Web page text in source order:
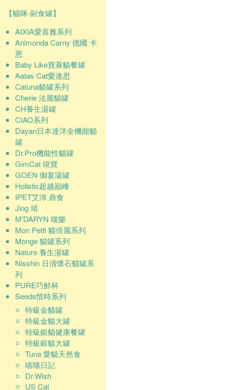
【貓咪-副食罐】
AIXIA愛喜雅系列
Animonda Carny 德國 卡
恩
Baby Like寶萊貓餐罐
Aatas Cat愛達思
Catuna貓罐系列
Cherie 法麗貓罐
CH養生湯罐
CIAO系列
Dayan日本達洋全機能貓
罐
Dr.Pro機能性貓罐
GimCat 竣寶
GOEN 御宴湯罐
Holistic超越巔峰
IPET艾沛 鼎食
Jing 靖
M'DARYN 喵樂
Mon Petit 貓倍麗系列
Monge 貓罐系列
Nature 養生湯罐
Nisshin 日清懷石貓罐系
列
PURE巧鮮杯
Seeds惜時系列
特級金貓罐
特級金貓大罐
特級銀貓健康餐罐
特級銀貓大罐
Tuna 愛貓天然食
喵喵日記
Dr.Wish
US Cat